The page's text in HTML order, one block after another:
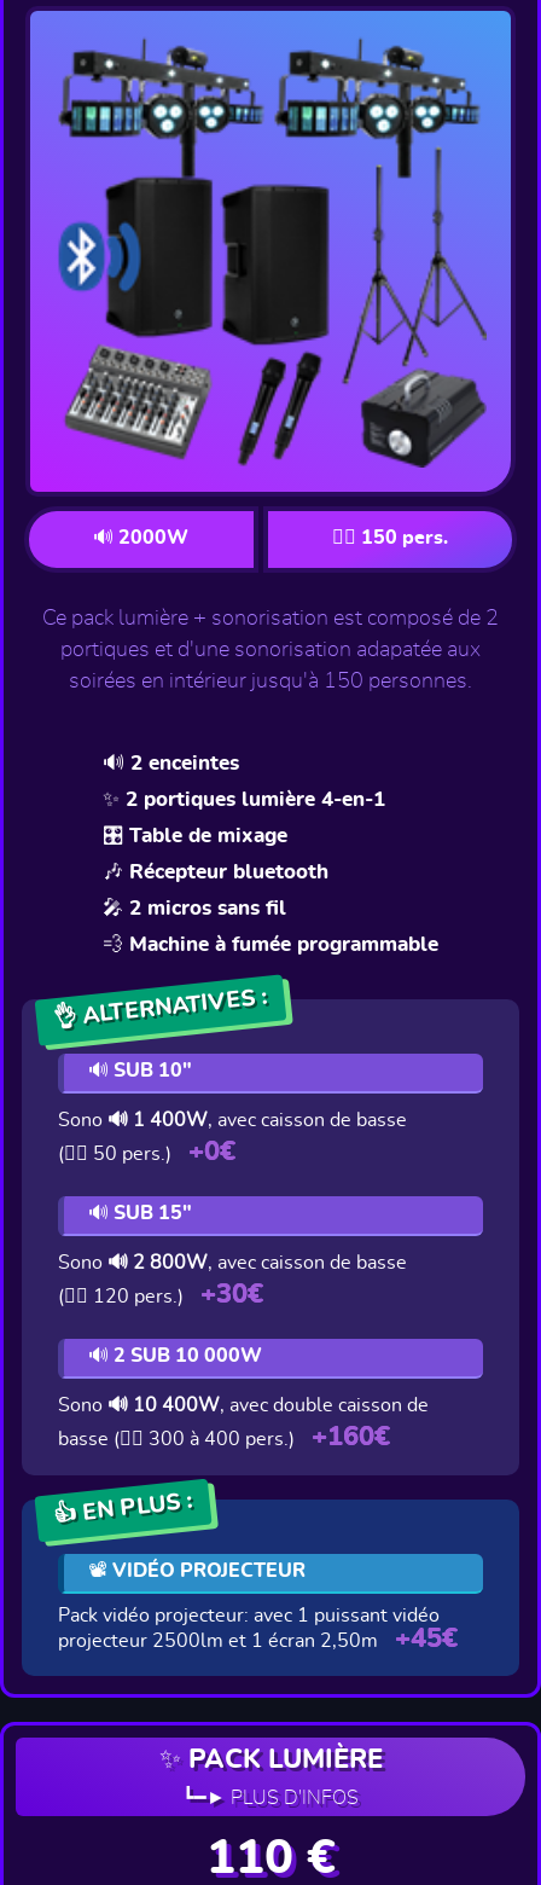
🔊 2000W 👯‍♂️ 150 pers.
Ce pack lumière + sonorisation est composé de 2
portiques et d'une sonorisation adapatée aux
soirées en intérieur jusqu'à 150 personnes.
🔊 2 enceintes
✨ 2 portiques lumière 4-en-1
🎛️ Table de mixage
🎶 Récepteur bluetooth
🎤 2 micros sans fil
💨 Machine à fumée programmable
👌 ALTERNATIVES :
🔊 SUB 10"
Sono 🔊 1 400W, avec caisson de basse
(👯‍♂️ 50 pers.)
+0€
🔊 SUB 15"
Sono 🔊 2 800W, avec caisson de basse
(👯‍♂️ 120 pers.)
+30€
🔊 2 SUB 10 000W
Sono 🔊 10 400W, avec double caisson de
basse (👯‍♂️ 300 à 400 pers.)
+160€
👍 EN PLUS :
📽️ VIDÉO PROJECTEUR
Pack vidéo projecteur: avec 1 puissant vidéo
projecteur 2500lm et 1 écran 2,50m
+45€
✨ PACK LUMIÈRE
┗━► PLUS D'INFOS
110 €